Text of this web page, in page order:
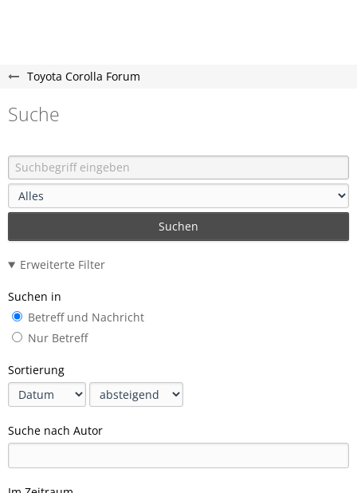
Toyota Corolla Forum
Suche
Suchen
Erweiterte Filter
Suchen in
Betreff und Nachricht
Nur Betreff
Sortierung
Suche nach Autor